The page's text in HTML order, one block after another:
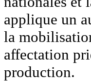
applique un
la
affectation
production.